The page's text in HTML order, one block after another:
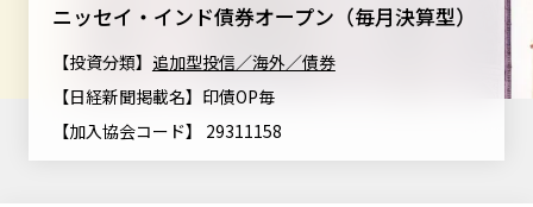
決算カレンダー
海外休日カレンダー
投資信託新商品のご案内
大関 洋の「十字路」
コラム
ファンドレポート
Nダイレクト
サステナビリティTOP
サステナビリティ経営
SDGsとは？
ニッセイアセットについて
ニッセイアセットについてTOP
最新情報 法人のお客さま
ニッセイ・インド債券オープン（毎月決算型）
【投資分類】 追加型投信／海外／債券
【日経新聞掲載名】印債OP毎
【加入協会コード】 29311158